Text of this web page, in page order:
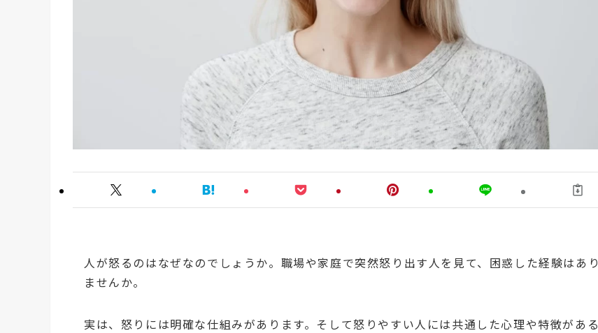
人が怒るのはなぜなのでしょうか。職場や家庭で突然怒り出す人を見て、困惑した経験はあり
ませんか。
実は、怒りには明確な仕組みがあります。そして怒りやすい人には共通した心理や特徴がある